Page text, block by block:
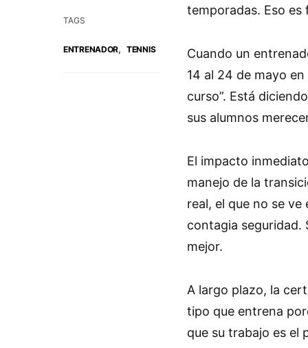
TAGS
ENTRENADOR, TENNIS
temporadas. Eso es
Cuando un
14 al 24 de mayo
curso”. Está
sus alumnos
El impacto
manejo de la
real, el que no se
contagia seguridad.
mejor.
A largo plazo, la
tipo que entrena
que su trabajo es el